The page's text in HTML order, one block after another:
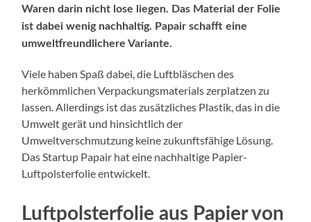
Waren darin nicht lose liegen. Das Material der Folie
ist dabei wenig nachhaltig. Papair schafft eine
umweltfreundlichere Variante.
Viele haben Spaß dabei, die Luftbläschen des
herkömmlichen Verpackungsmaterials zerplatzen zu
lassen. Allerdings ist das zusätzliches Plastik, das in die
Umwelt gerät und hinsichtlich der
Umweltverschmutzung keine zukunftsfähige Lösung.
Das Startup Papair hat eine nachhaltige Papier-
Luftpolsterfolie entwickelt.
Luftpolsterfolie aus Papier von